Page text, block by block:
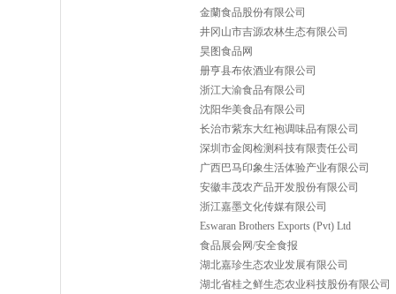
金蘭食品股份有限公司
井冈山市吉源农林生态有限公司
昊图食品网
册亨县布依酒业有限公司
浙江大渝食品有限公司
沈阳华美食品有限公司
长治市紫东大红袍调味品有限公司
深圳市金阅检测科技有限责任公司
广西巴马印象生活体验产业有限公司
安徽丰茂农产品开发股份有限公司
浙江嘉墨文化传媒有限公司
Eswaran Brothers Exports (Pvt) Ltd
食品展会网/安全食报
湖北嘉珍生态农业发展有限公司
湖北省桂之鲜生态农业科技股份有限公司